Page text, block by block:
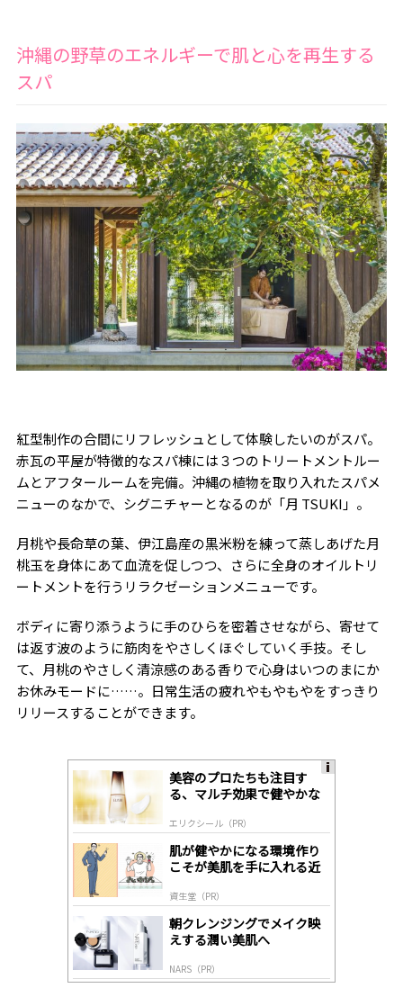
沖縄の野草のエネルギーで肌と心を再生する
スパ
紅型制作の合間にリフレッシュとして体験したいのがスパ。
赤瓦の平屋が特徴的なスパ棟には３つのトリートメントルー
ムとアフタールームを完備。沖縄の植物を取り入れたスパメ
ニューのなかで、シグニチャーとなるのが「月 TSUKI」。
月桃や長命草の葉、伊江島産の黒米粉を練って蒸しあげた月
桃玉を身体にあて血流を促しつつ、さらに全身のオイルトリ
ートメントを行うリラクゼーションメニューです。
ボディに寄り添うように手のひらを密着させながら、寄せて
は返す波のように筋肉をやさしくほぐしていく手技。そし
て、月桃のやさしく清涼感のある香りで心身はいつのまにか
お休みモードに……。日常生活の疲れやもやもやをすっきり
リリースすることができます。
美容のプロたちも注目す
る、マルチ効果で健やかな
エリクシール（PR）
肌が健やかになる環境作り
こそが美肌を手に入れる近
資生堂（PR）
朝クレンジングでメイク映
えする潤い美肌へ
NARS（PR）